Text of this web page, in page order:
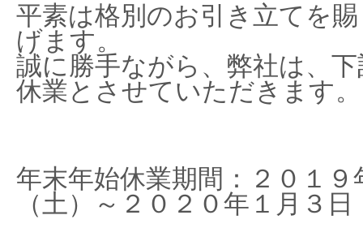
平素は格別のお引き立てを
げます。
誠に勝手ながら、弊社は、
休業とさせていただきます。
年末年始休業期間：２０１９
（土）～２０２０年１月３日